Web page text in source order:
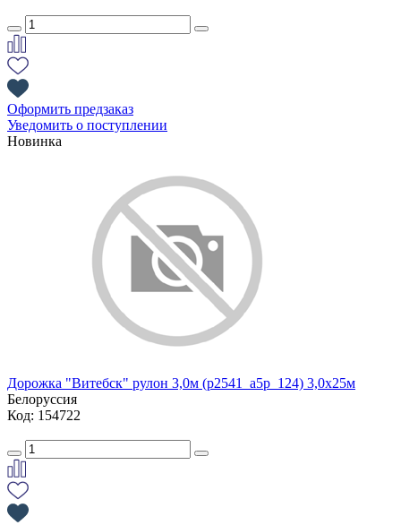
Оформить предзаказ
Уведомить о поступлении
Новинка
Дорожка "Витебск" рулон 3,0м (p2541_a5p_124) 3,0х25м
Белоруссия
Код: 154722